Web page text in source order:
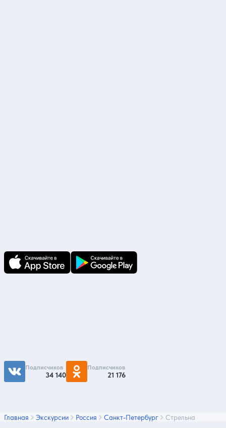
Подписчиков
34 140
Подписчиков
21 176
Главная Экскурсии Россия Санкт-Петербург Стрельна